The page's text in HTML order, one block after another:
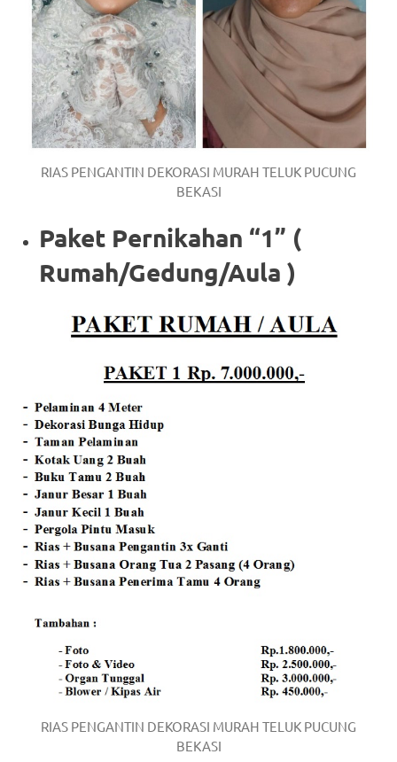
RIAS PENGANTIN DEKORASI MURAH TELUK PUCUNG
BEKASI
Paket Pernikahan “1” (
Rumah/Gedung/Aula )
RIAS PENGANTIN DEKORASI MURAH TELUK PUCUNG
BEKASI